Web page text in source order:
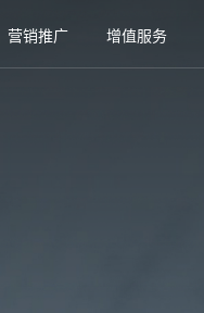
营销推广 增值服务